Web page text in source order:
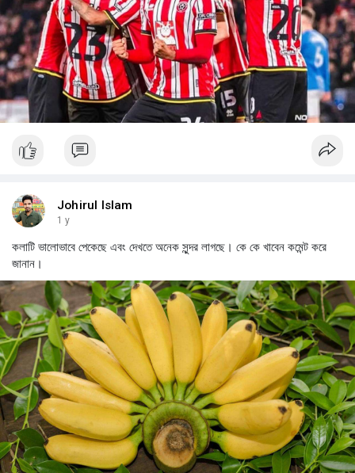
Johirul Islam
1 y
কলাটি ভালোভাবে পেকেছে এবং দেখতে অনেক সুন্দর লাগছে। কে কে খাবেন কমেন্ট করে
জানান।